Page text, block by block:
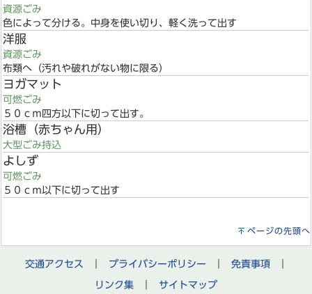
資源ごみ
色によって分ける。中身を使い切り、軽く洗って出す
洋服
資源ごみ
布類へ（汚れや破れがない物に限る）
ヨガマット
可燃ごみ
５０ｃｍ四方以下に切って出す。
浴槽（赤ちゃん用）
大型ごみ持込
よしず
可燃ごみ
５０ｃｍ以下に切って出す
ページの先頭へ
交通アクセス プライバシーポリシー 免責事項
リンク集
サイトマップ